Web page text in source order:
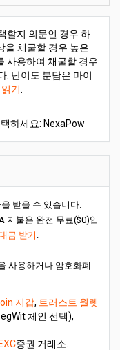
할지 의문인 경우 하
을 채굴할 경우 높은
사용하여 채굴할 경우
. 난이도 분담은 마이
기
하세요: NexaPow
받을 수 있습니다.
지불은 완전 무료($0)입
금 받기 .
사용하거나 암호화폐
지갑, 트러스트 월렛
체인 선택),
증권 거래소.